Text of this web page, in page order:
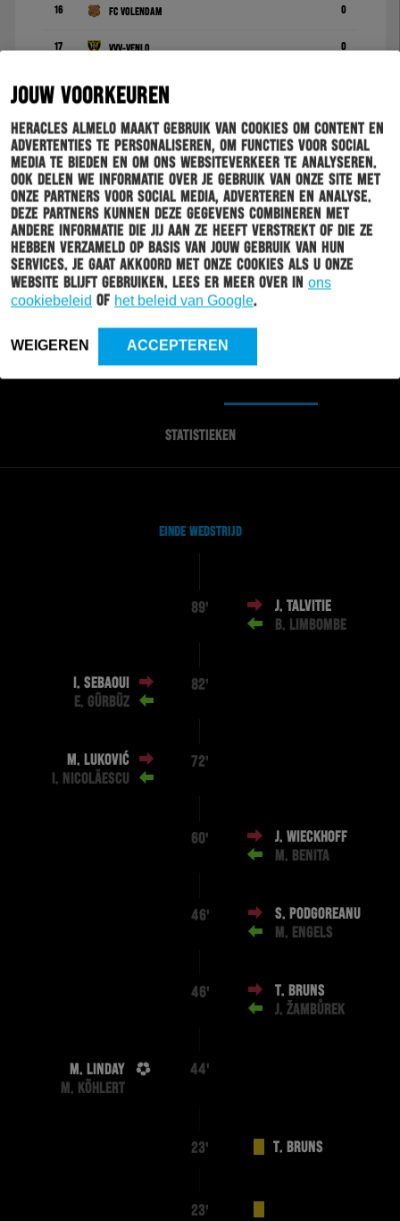
JOUW VOORKEUREN
Heracles Almelo maakt gebruik van cookies om content en
advertenties te personaliseren, om functies voor social
media te bieden en om ons websiteverkeer te analyseren.
Ook delen we informatie over je gebruik van onze site met
onze partners voor social media, adverteren en analyse.
Deze partners kunnen deze gegevens combineren met
andere informatie die jij aan ze heeft verstrekt of die ze
hebben verzameld op basis van jouw gebruik van hun
services. Je gaat akkoord met onze cookies als u onze
website blijft gebruiken. Lees er meer over in ons
cookiebeleid of het beleid van Google.
WEIGEREN ACCEPTEREN
16 FC Volendam 0
17 VVV-Venlo 0
18 Ajax
19 TOP Oss 0
20 Roda JC 0
1 - 1
OPSTELLINGEN HIGHLIGHTS
STATISTIEKEN
EINDE WEDSTRIJD
89'
J. TALVITIE
B. LIMBOMBE
I. SEBAOUI
E. GÜRBÜZ
82'
M. LUKOVIĆ
I. NICOLĂESCU
72'
60'
J. WIECKHOFF
M. BENITA
46'
S. PODGOREANU
M. ENGELS
46'
T. BRUNS
J. ŽAMBŮREK
M. LINDAY
M. KÖHLERT
44'
23' T. BRUNS
23'